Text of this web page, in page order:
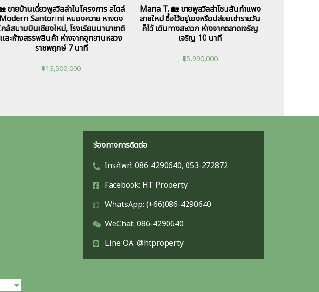
ขายบ้านเดี่ยวพูลวิลล่าในโครงการ สไตล์
Modern Santorini หนองควาย หางดง
กล้สนามบินเชียงใหม่, โรงเรียนนานาชาติ
เเละห้างสรรพสินค้า ห่างจากอุทยานหลวง
ราชพฤกษ์ 7 นาที
฿13,500,000
Mana T. 🏡 ขายพูลวิลล่าโซนสันกำแพง
สายใหม่ ซื้อไว้อยู่เองหรือปล่อยเช่ารายวัน
ก็ได้ เดินทางสะดวก ห่างจากตลาดเจริญ
เจริญ 10 นาที
฿5,990,000
ช่องทางการติดต่อ
โทรศัพท์: 086-4290640, 053-272872
Facebook: HT Property
WhatsApp: (+66)086-4290640
WeChat: 086-4290640
Line OA: @htproperty
国)